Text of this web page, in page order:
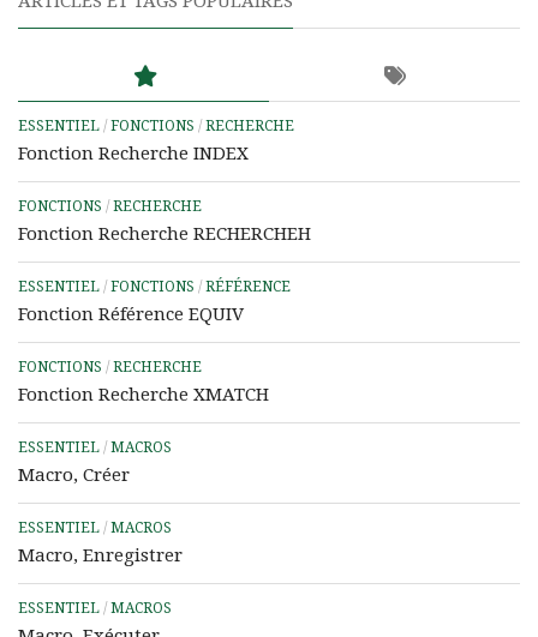
ESSENTIEL / FONCTIONS / RECHERCHE
Fonction Recherche INDEX
FONCTIONS / RECHERCHE
Fonction Recherche RECHERCHEH
ESSENTIEL / FONCTIONS / RÉFÉRENCE
Fonction Référence EQUIV
FONCTIONS / RECHERCHE
Fonction Recherche XMATCH
ESSENTIEL / MACROS
Macro, Créer
ESSENTIEL / MACROS
Macro, Enregistrer
ESSENTIEL / MACROS